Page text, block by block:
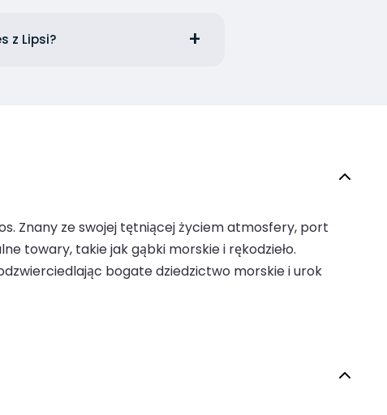
z Lipsi?
Znany ze swojej tętniącej życiem atmosfery, port
towary, takie jak gąbki morskie i rękodzieło.
bogate dziedzictwo morskie i urok